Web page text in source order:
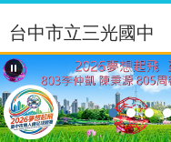
到
主
要
內
容
區
台中市立三光國中